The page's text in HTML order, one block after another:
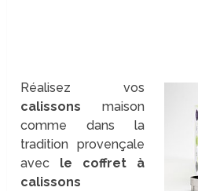
Réalisez vos
calissons maison
comme dans la
tradition provençale
avec le coffret à
calissons